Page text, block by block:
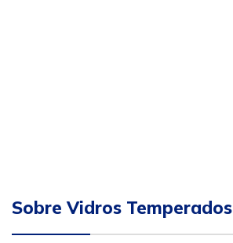
Sobre Vidros Temperados